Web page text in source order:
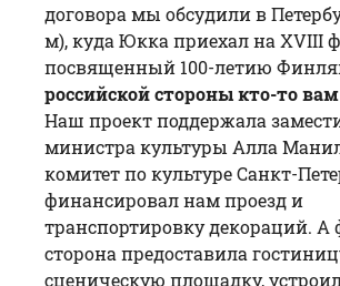
договора мы обсудили в
м), куда Юкка приехал на XVIII
посвященный 100-летию
российской стороны кто-то
Наш проект поддержала
министра культуры Алла
комитет по культуре Санкт-
финансировал нам проезд и
транспортировку декораций. А
сторона предоставила
сценическую площадку,